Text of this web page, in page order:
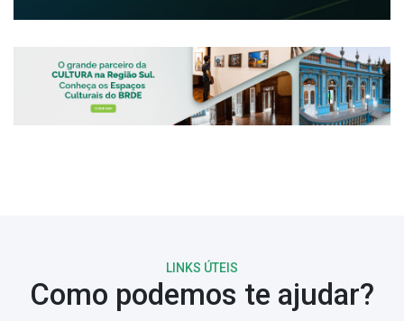
LINKS ÚTEIS
Como podemos te ajudar?